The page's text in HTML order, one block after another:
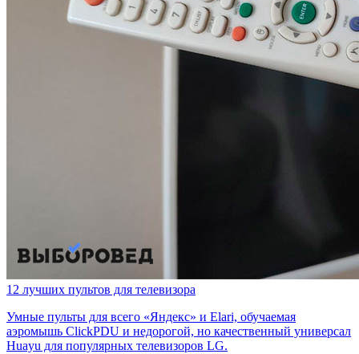
12 лучших пультов для телевизора
Умные пульты для всего «Яндекс» и Elari, обучаемая
аэромышь ClickPDU и недорогой, но качественный универсал
Huayu для популярных телевизоров LG.